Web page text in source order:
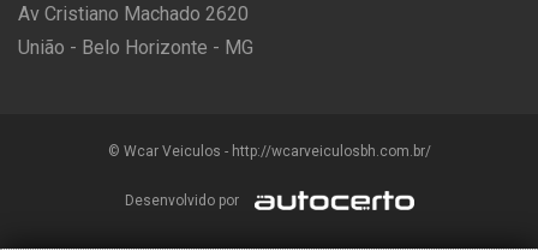
Av Cristiano Machado 2620
União - Belo Horizonte - MG
© Wcar Veiculos - http://wcarveiculosbh.com.br/
Desenvolvido por